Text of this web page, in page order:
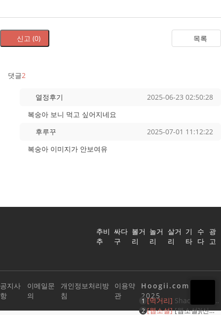
신고 (0) 목록
댓글2
열정후기
2025-06-23 02:50:28
복숭아 보니 먹고 싶어지네요
후루꾸
2025-07-01 11:12:22
복숭아 이미지가 안보여유
추비
추
싸다
구
볼거
리
놀거
리
살거
리
기
타
수
다
광
고
공지사
항
이메일문
의
개인정보처리방
침
이용약
관
Hoogii.com
2025
1 [먹거리] ShackBurger
1+1 Event (12월17~12
2 [웹소설][웹소설](신작